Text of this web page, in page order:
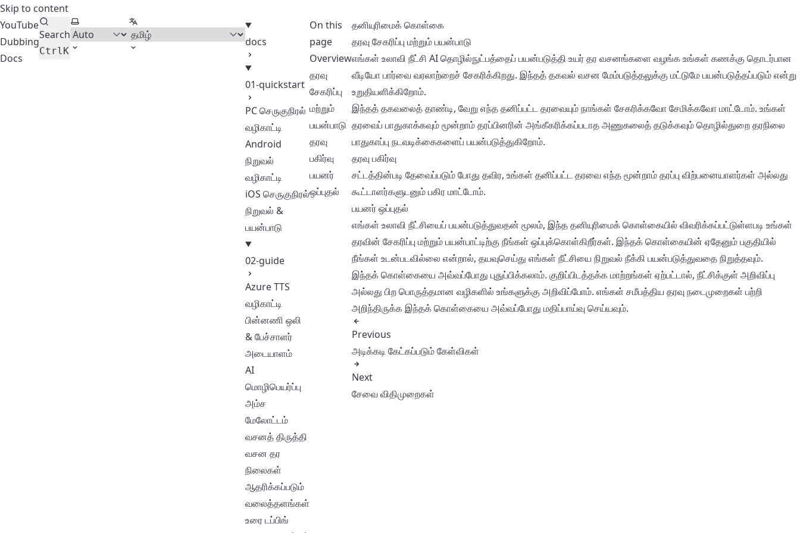
Skip to content
YouTube
Dubbing
Docs
Search
CtrlK
Select themeSelect language
docs
01-quickstart
PC செருகுநிரல்
வழிகாட்டி
Android
நிறுவல்
வழிகாட்டி
iOS செருகுநிரல்
நிறுவல் &
பயன்பாடு
02-guide
Azure TTS
வழிகாட்டி
பின்னணி ஒலி
& பேச்சாளர்
அடையாளம்
AI
மொழிபெயர்ப்பு
அம்ச
மேலோட்டம்
வசனத் திருத்தி
வசன தர
நிலைகள்
ஆதரிக்கப்படும்
வலைத்தளங்கள்
உரை டப்பிங்
On this
page
Overview
தரவு
சேகரிப்பு
மற்றும்
பயன்பாடு
தரவு
பகிர்வு
பயனர்
ஒப்புதல்
தனியுரிமைக் கொள்கை
தரவு சேகரிப்பு மற்றும் பயன்பாடு
எங்கள் உலாவி நீட்சி AI தொழில்நுட்பத்தைப் பயன்படுத்தி உயர் தர வசனங்களை வழங்க உங்கள் கணக்கு தொடர்பான
வீடியோ பார்வை வரலாற்றைச் சேகரிக்கிறது. இந்தத் தகவல் வசன மேம்படுத்தலுக்கு மட்டுமே பயன்படுத்தப்படும் என்று
உறுதியளிக்கிறோம்.
இந்தத் தகவலைத் தாண்டி, வேறு எந்த தனிப்பட்ட தரவையும் நாங்கள் சேகரிக்கவோ சேமிக்கவோ மாட்டோம். உங்கள்
தரவைப் பாதுகாக்கவும் மூன்றாம் தரப்பினரின் அங்கீகரிக்கப்படாத அணுகலைத் தடுக்கவும் தொழில்துறை தரநிலை
பாதுகாப்பு நடவடிக்கைகளைப் பயன்படுத்துகிறோம்.
தரவு பகிர்வு
சட்டத்தின்படி தேவைப்படும் போது தவிர, உங்கள் தனிப்பட்ட தரவை எந்த மூன்றாம் தரப்பு விற்பனையாளர்கள் அல்லது
கூட்டாளர்களுடனும் பகிர மாட்டோம்.
பயனர் ஒப்புதல்
எங்கள் உலாவி நீட்சியைப் பயன்படுத்துவதன் மூலம், இந்த தனியுரிமைக் கொள்கையில் விவரிக்கப்பட்டுள்ளபடி உங்கள்
தரவின் சேகரிப்பு மற்றும் பயன்பாட்டிற்கு நீங்கள் ஒப்புக்கொள்கிறீர்கள். இந்தக் கொள்கையின் ஏதேனும் பகுதியில்
நீங்கள் உடன்படவில்லை என்றால், தயவுசெய்து எங்கள் நீட்சியை நிறுவல் நீக்கி பயன்படுத்துவதை நிறுத்தவும்.
இந்தக் கொள்கையை அவ்வப்போது புதுப்பிக்கலாம். குறிப்பிடத்தக்க மாற்றங்கள் ஏற்பட்டால், நீட்சிக்குள் அறிவிப்பு
அல்லது பிற பொருத்தமான வழிகளில் உங்களுக்கு அறிவிப்போம். எங்கள் சமீபத்திய தரவு நடைமுறைகள் பற்றி
அறிந்திருக்க இந்தக் கொள்கையை அவ்வப்போது மதிப்பாய்வு செய்யவும்.
Previous
அடிக்கடி கேட்கப்படும் கேள்விகள்
Next
சேவை விதிமுறைகள்